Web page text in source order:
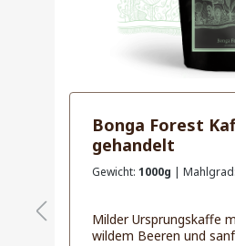
Bonga Forest
gehandelt
Gewicht:1000g | Mahlgrad:
Milder Ursprungskaffe
wildem Beeren und